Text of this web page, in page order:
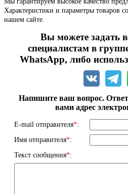
Характеристики и параметры товаров
нашем сайте.
Вы можете задать
специалистам в
WhatsApp, либо
Напишите ваш вопрос.
вами адрес
E-mail отправителя*:
Имя отправителя*:
Текст сообщения*: